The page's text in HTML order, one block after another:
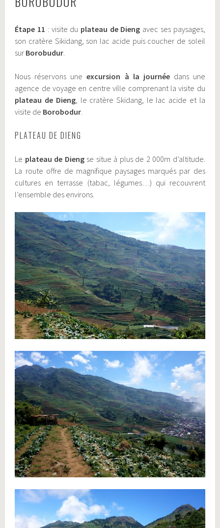
Étape 11 : visite du plateau de Dieng avec ses paysages,
son cratère Sikidang, son lac acide puis coucher de soleil
sur Borobudur.
Nous réservons uneexcursion à la journéedans une
agence de voyage en centre ville comprenant la visite du
plateau de Dieng, le cratère Skidang, le lac acide et la
visite de Borobodur.
PLATEAU DE DIENG
Le plateau de Diengse situe à plus de 2 000m d’altitude.
La route offre de magnifique paysages marqués par des
cultures en terrasse (tabac, légumes…) qui recouvrent
l’ensemble des environs.